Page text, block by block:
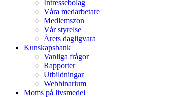
Intressebolag
Våra medarbetare
Medlemszon
Vår styrelse
Årets dagligvara
Kunskapsbank
Vanliga frågor
Rapporter
Utbildningar
Webbinarium
Moms på livsmedel